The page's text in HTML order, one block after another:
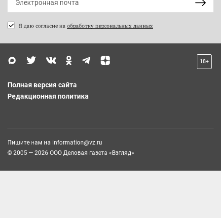
Я даю согласие на обработку персональных данных
18+
Полная версия сайта
Редакционная политика
Пишите нам на information@vz.ru
© 2005 — 2026 ООО Деловая газета «Взгляд»